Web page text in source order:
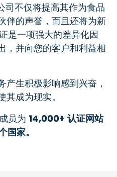
司不仅将提高其作为食品
伴的声誉，而且还将为新
是一项强大的差异化因
，并向您的客户和利益相
产生积极影响感到兴奋，
成为现实。
员为 14,000+ 认证网站
国家。